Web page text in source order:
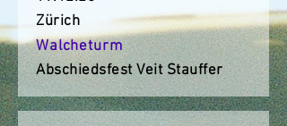
Zürich
Walcheturm
Abschiedsfest Veit Stauffer